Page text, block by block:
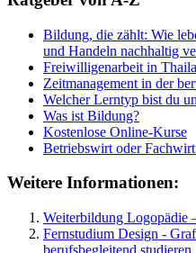
Bildung, die zählt: Wie
und Handeln nachhaltig
Freiwilligenarbeit in
Zeitmanagement in der
Welcher Lerntyp bist du
Was ist Bildung?
Kostenlose Online-Kurse
Betriebswirt oder Fachwirt
Weitere Informationen:
Weiterbildung Logopädie
Fernstudium Design -
berufsbegleitend studieren